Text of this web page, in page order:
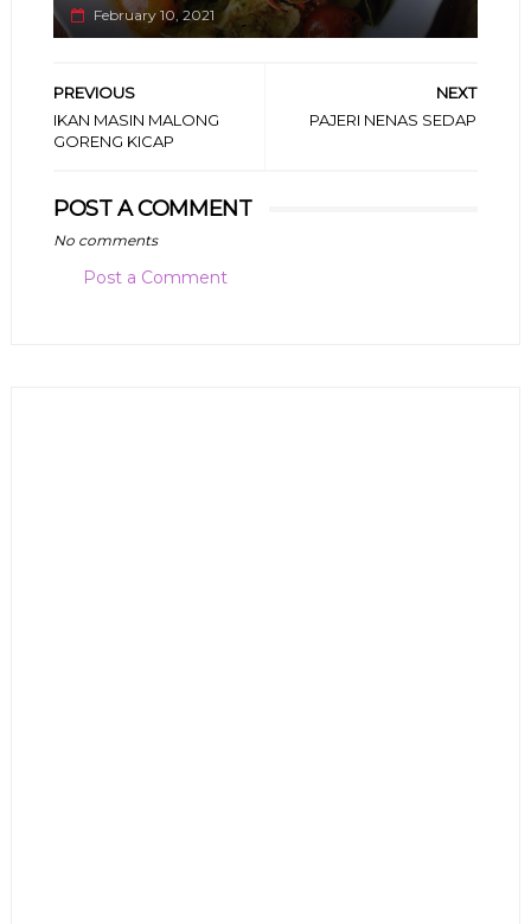
February 10, 2021
NEXT
PAJERI NENAS SEDAP
PREVIOUS
IKAN MASIN MALONG
GORENG KICAP
POST A COMMENT
No comments
Post a Comment